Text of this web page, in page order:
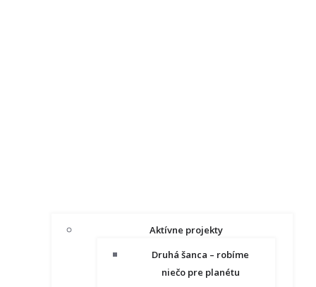
Aktívne projekty
Druhá šanca – robíme
niečo pre planétu